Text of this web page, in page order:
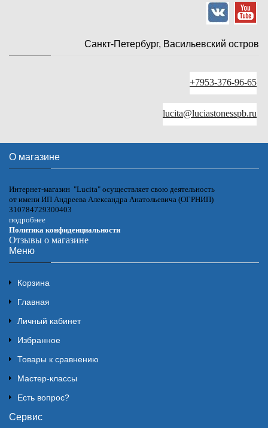
Санкт-Петербург, Васильевский остров
+7953-376-96-65
lucita@luciastonesspb.ru
О магазине
Интернет-магазин "Lucita" осуществляет свою деятельность
от имени ИП Андреева Александра Анатольевича (ОГРНИП)
310784729300403
подробнее
Политика конфиденциальности
Отзывы о магазине
Меню
Корзина
Главная
Личный кабинет
Избранное
Товары к сравнению
Мастер-классы
Есть вопрос?
Сервис